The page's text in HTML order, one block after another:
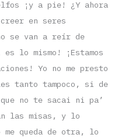
¡y a pie! ¿Y ahora
en seres
se van a reír de
lo mismo! ¡Estamos
Yo no me presto
tanto tampoco, si de
no te sacai ni pa’
las misas, y lo
me queda de otra, lo